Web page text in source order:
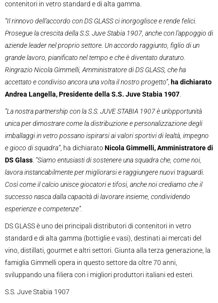
contenitori in vetro standard e di alta gamma.
“Il rinnovo dell’accordo con DS GLASS ci inorgoglisce e rende felici.
Prosegue la crescita della S.S. Juve Stabia 1907, anche con l’appoggio di
aziende leader nel proprio settore. Un accordo raggiunto, figlio di un
grande lavoro, pianificato nel tempo e che è diventato duraturo.
Ringrazio Nicola Gimmelli, Amministratore di DS GLASS, che ha
accettato e condiviso ancora una volta il nostro progetto”, ha dichiarato
Andrea Langella, Presidente della S.S. Juve Stabia 1907
“La nostra partnership con la S.S. JUVE STABIA 1907 è un’opportunità
unica per dimostrare come la distribuzione e personalizzazione degli
imballaggi in vetro possano ispirarsi ai valori sportivi di lealtà, impegno
e gioco di squadra”, ha dichiaratoNicola Gimmelli, Amministratore di
DS Glass “Siamo entusiasti di sostenere una squadra che, come noi,
lavora instancabilmente per migliorarsi e raggiungere nuovi traguardi.
Così come il calcio unisce giocatori e tifosi, anche noi crediamo che il
successo nasca dalla capacità di lavorare insieme, condividendo
esperienze e competenze”.
DS GLASS è uno dei principali distributori di contenitori in vetro
standard e di alta gamma (bottiglie e vasi), destinati ai mercati del
vino, distillati, gourmet e altri settori. Giunta alla terza generazione, la
famiglia Gimmelli opera in questo settore da oltre 70 anni,
sviluppando una filiera con i migliori produttori italiani ed esteri.
S.S. Juve Stabia 1907